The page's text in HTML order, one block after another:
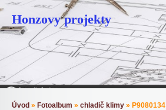
Honzovy projekty
Úvod » Fotoalbum » chladič klimy » P9080134